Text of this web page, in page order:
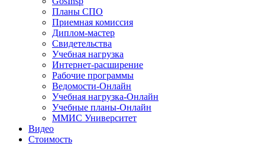
Планы СПО
Приемная комиссия
Диплом-мастер
Свидетельства
Учебная нагрузка
Интернет-расширение
Рабочие программы
Ведомости-Онлайн
Учебная нагрузка-Онлайн
Учебные планы-Онлайн
ММИС Университет
Видео
Стоимость